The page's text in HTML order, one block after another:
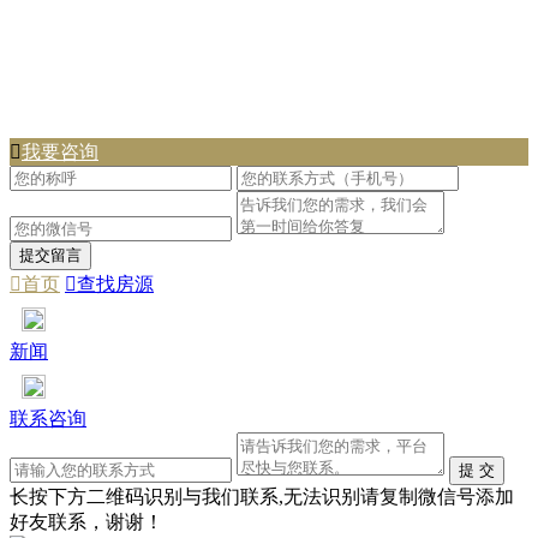
我要咨询
首页 查找房源
新闻
联系咨询
长按下方二维码识别与我们联系,无法识别请复制微信号添加
好友联系，谢谢！